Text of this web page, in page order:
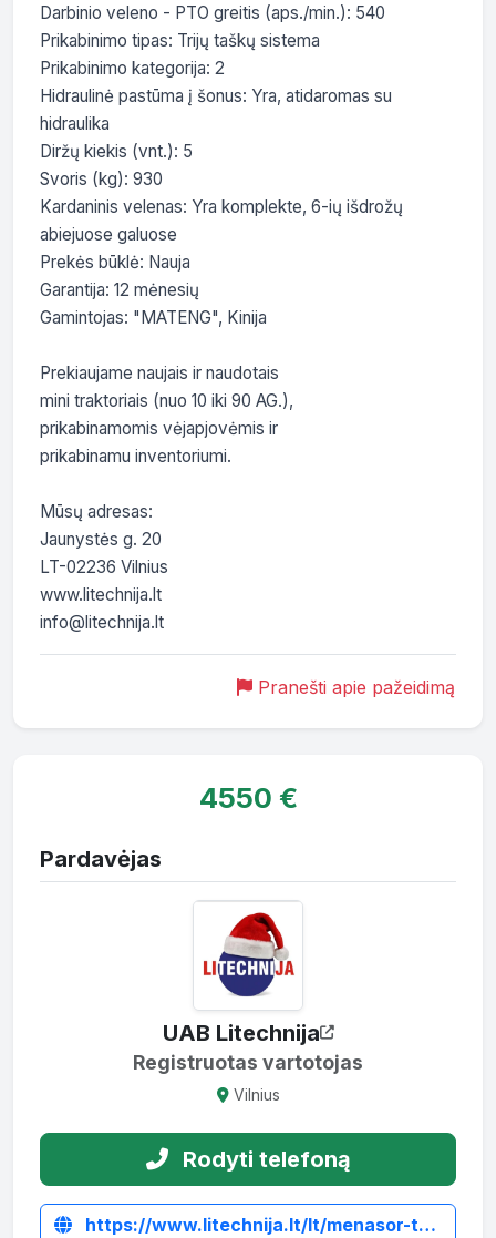
Darbinio veleno - PTO greitis (aps./min.): 540
Prikabinimo tipas: Trijų taškų sistema
Prikabinimo kategorija: 2
Hidraulinė pastūma į šonus: Yra, atidaromas su
hidraulika
Diržų kiekis (vnt.): 5
Svoris (kg): 930
Kardaninis velenas: Yra komplekte, 6-ių išdrožų
abiejuose galuose
Prekės būklė: Nauja
Garantija: 12 mėnesių
Gamintojas: "MATENG", Kinija
Prekiaujame naujais ir naudotais
mini traktoriais (nuo 10 iki 90 AG.),
prikabinamomis vėjapjovėmis ir
prikabinamu inventoriumi.
Mūsų adresas:
Jaunystės g. 20
LT-02236 Vilnius
www.litechnija.lt
info@litechnija.lt
Pranešti apie pažeidimą
4550 €
Pardavėjas
UAB Litechnija
Registruotas vartotojas
Vilnius
Rodyti telefoną
https://www.litechnija.lt/lt/menasor-t-zoliapjoves/2033-plaktukine-zoliapjove-mateng-menasor-260t.html